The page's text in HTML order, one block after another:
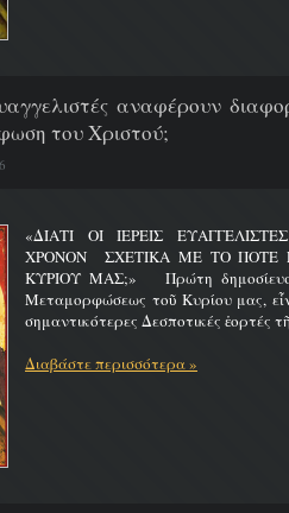
αναφέρουν
του Χριστού;
«ΔΙΑΤΙ ΟΙ ΙΕΡΕΙΣ
ΧΡΟΝΟΝ ΣΧΕΤΙΚΑ ΜΕ ΤΟ ΠΟΤΕ
ΚΥΡΙΟΥ ΜΑΣ;» Πρώτη
Μεταμορφώσεως τοῦ Κυρίου μας,
σημαντικότερες Δεσποτικές ἑορτές
Διαβάστε περισσότερα »